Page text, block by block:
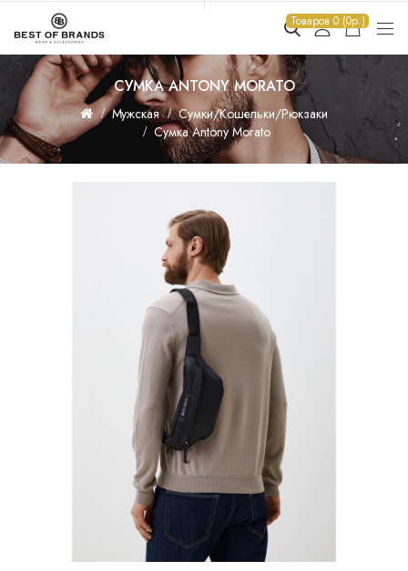
Товаров 0 (0р.)
СУМКА ANTONY MORATO
Мужская
Сумки/Кошельки/Рюкзаки
Сумка Antony Morato